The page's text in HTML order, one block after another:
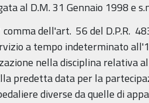
al D.M. 31 Gennaio 1998 e
comma dell'art. 56 del D.P.R.
a tempo indeterminato
nella disciplina relativa
predetta data per la
diverse da quelle di